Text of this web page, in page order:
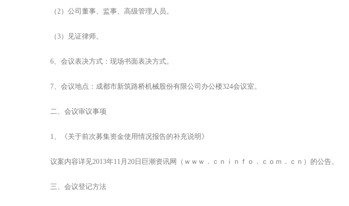
（2）公司董事、监事、高级管理人员。
（3）见证律师。
6、会议表决方式：现场书面表决方式。
7、会议地点：成都市新筑路桥机械股份有限公司办公楼324会议室。
二、会议审议事项
1、《关于前次募集资金使用情况报告的补充说明》
议案内容详见2013年11月20日巨潮资讯网（ｗｗｗ．ｃｎｉｎｆｏ．ｃｏｍ．ｃｎ）的公告。
三、会议登记方法